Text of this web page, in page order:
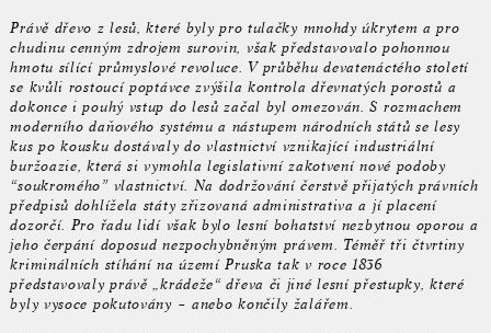
Právě dřevo z lesů, které byly pro tulačky mnohdy úkrytem a pro
chudinu cenným zdrojem surovin, však představovalo pohonnou
hmotu sílící průmyslové revoluce. V průběhu devatenáctého století
se kvůli rostoucí poptávce zvýšila kontrola dřevnatých porostů a
dokonce i pouhý vstup do lesů začal byl omezován. S rozmachem
moderního daňového systému a nástupem národních států se lesy
kus po kousku dostávaly do vlastnictví vznikající industriální
buržoazie, která si vymohla legislativní zakotvení nové podoby
“soukromého” vlastnictví. Na dodržování čerstvě přijatých právních
předpisů dohlížela státy zřizovaná administrativa a jí placení
dozorčí. Pro řadu lidí však bylo lesní bohatství nezbytnou oporou a
jeho čerpání doposud nezpochybněným právem. Téměř tři čtvrtiny
kriminálních stíhání na území Pruska tak v roce 1836
představovaly právě „krádeže“ dřeva či jiné lesní přestupky, které
byly vysoce pokutovány – anebo končily žalářem.